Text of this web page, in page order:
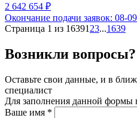
2 642 654 ₽
Окончание подачи заявок: 08-
Страница 1 из 16391 23...1639
Возникли вопросы?
Оставьте свои данные, и в
специалист
Для заполнения данной формы
Ваше имя *